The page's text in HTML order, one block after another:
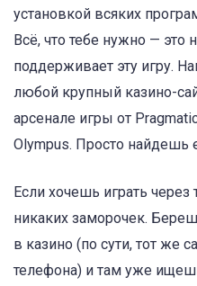
установкой всяких
Всё, что тебе нужно — это
поддерживает эту игру.
любой крупный казино-
арсенале игры от
Olympus. Просто найдешь
Если хочешь играть через
никаких заморочек.
в казино (по сути, тот же
телефона) и там уже